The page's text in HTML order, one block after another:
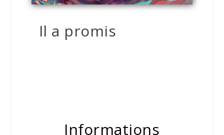
Il a promis
Informations